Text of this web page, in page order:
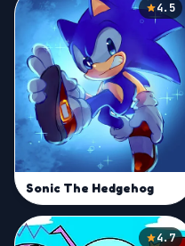
4.5
Sonic The Hedgehog
4.7